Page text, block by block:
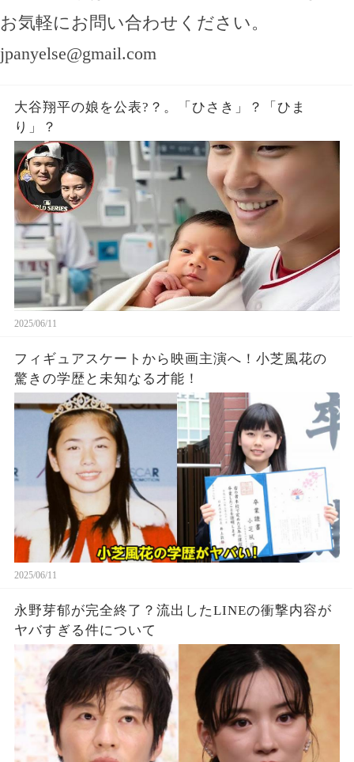
お気軽にお問い合わせください。
jpanyelse@gmail.com
大谷翔平の娘を公表?？。「ひさき」？「ひま
り」？
2025/06/11
フィギュアスケートから映画主演へ！小芝風花の
驚きの学歴と未知なる才能！
2025/06/11
永野芽郁が完全終了？流出したLINEの衝撃内容が
ヤバすぎる件について